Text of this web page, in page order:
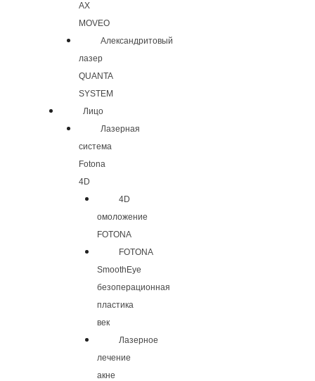
AX
MOVEO
Александритовый
лазер
QUANTA
SYSTEM
Лицо
Лазерная
система
Fotona
4D
4D
омоложение
FOTONA
FOTONA
SmoothEye
безоперационная
пластика
век
Лазерное
лечение
акне